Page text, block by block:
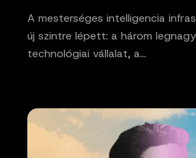
A mesterséges intelligencia
új szintre lépett: a három
technológiai vállalat, a…